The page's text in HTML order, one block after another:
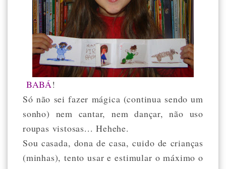
BABÁ!
Só não sei fazer mágica (continua sendo um
sonho) nem cantar, nem dançar, não uso
roupas vistosas... Hehehe.
Sou casada, dona de casa, cuido de crianças
(minhas), tento usar e estimular o máximo o